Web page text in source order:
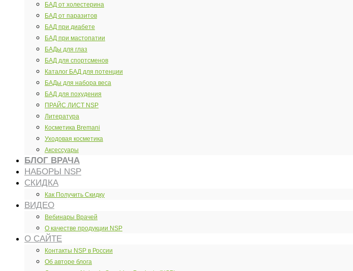
БАД от холестерина
БАД от паразитов
БАД при диабете
БАД при мастопатии
БАДы для глаз
БАД для спортсменов
Каталог БАД для потенции
БАДы для набора веса
БАД для похудения
ПРАЙС ЛИСТ NSP
Литература
Косметика Bremani
Уходовая косметика
Аксессуары
БЛОГ ВРАЧА
НАБОРЫ NSP
СКИДКА
Как Получить Скидку
ВИДЕО
Вебинары Врачей
О качестве продукции NSP
О САЙТЕ
Контакты NSP в России
Об авторе блога